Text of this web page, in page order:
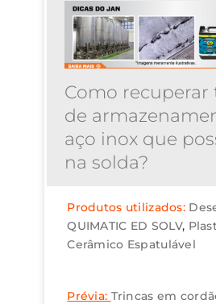
Como recuperar
de
aço inox que
na solda?
Produtos utilizados:
QUIMATIC ED SOLV
Cerâmico Espatulável
Prévia: Trincas em